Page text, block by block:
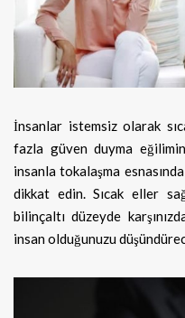
İnsanlar istemsiz olarak
fazla güven duyma
insanla tokalaşma
dikkat edin. Sıcak eller
bilinçaltı düzeyde
insan olduğunuzu